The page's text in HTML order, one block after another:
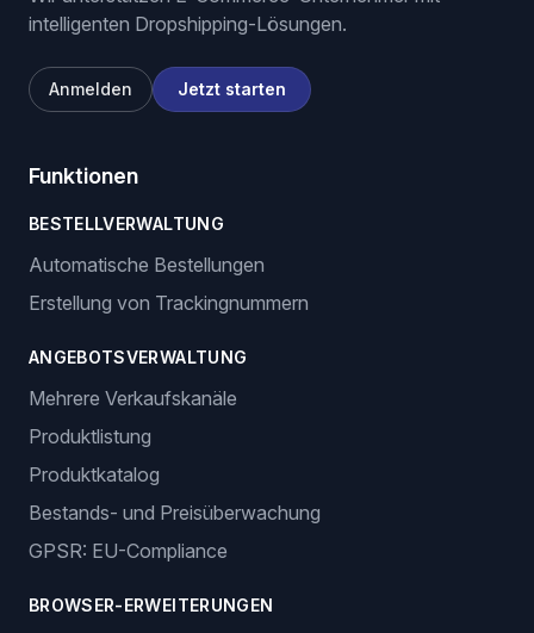
intelligenten Dropshipping-Lösungen.
Anmelden Jetzt starten
Funktionen
BESTELLVERWALTUNG
Automatische Bestellungen
Erstellung von Trackingnummern
ANGEBOTSVERWALTUNG
Mehrere Verkaufskanäle
Produktlistung
Produktkatalog
Bestands- und Preisüberwachung
GPSR: EU-Compliance
BROWSER-ERWEITERUNGEN